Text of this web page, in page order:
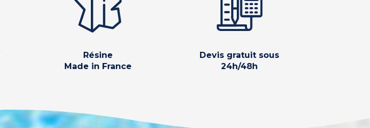
Résine
Made in France
Devis gratuit sous
24h/48h